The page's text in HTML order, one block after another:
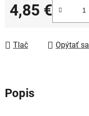
4,85 €
Jednotková cena:
Tlač Opýtať sa
Popis